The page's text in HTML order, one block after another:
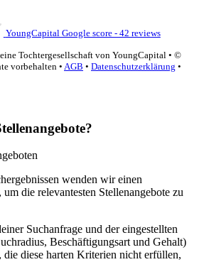
YoungCapital Google score - 42 reviews
Tochtergesellschaft von YoungCapital • ©
vorbehalten • AGB • Datenschutzerklärung •
wenden wir einen
die relevantesten Stellenangebote zu
Suchanfrage und der eingestellten
Beschäftigungsart und Gehalt)
die diese harten Kriterien nicht erfüllen,